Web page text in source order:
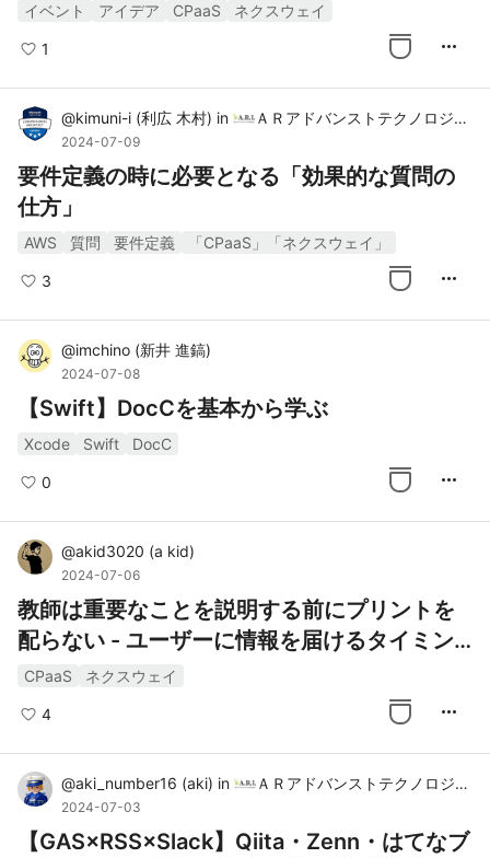
イベント アイデア CPaaS ネクスウェイ
1 more_horiz
@kimuni-i (利広 木村) in ＡＲアドバンストテクノロジ株式会社（ARI）
2024-07-09
要件定義の時に必要となる「効果的な質問の
仕方」
AWS 質問 要件定義 「CPaaS」「ネクスウェイ」
3 more_horiz
@imchino (新井 進鎬)
2024-07-08
【Swift】DocCを基本から学ぶ
Xcode Swift DocC
0 more_horiz
@akid3020 (a kid)
2024-07-06
教師は重要なことを説明する前にプリントを
配らない - ユーザーに情報を届けるタイミン
グ再考
CPaaS ネクスウェイ
4 more_horiz
@aki_number16 (aki) in ＡＲアドバンストテクノロジ株式会社（ARI）
2024-07-03
【GAS×RSS×Slack】Qiita・Zenn・はてなブ